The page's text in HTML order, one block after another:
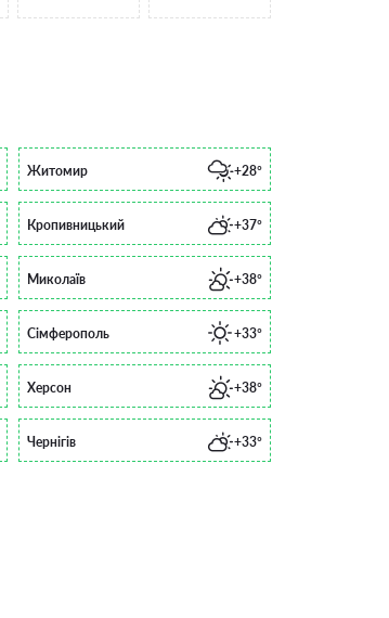
Житомир +28°
Кропивницький +37°
Миколаїв +38°
Сімферополь +33°
Херсон +38°
Чернігів +33°